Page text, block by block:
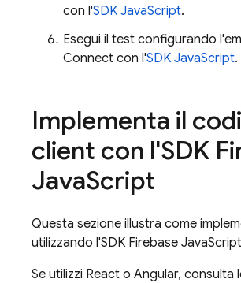
con l'SDK JavaScript.
Esegui il test configurando
Connect con l'SDK JavaScript.
Implementa il
client con l'SDK
JavaScript
Questa sezione illustra come
utilizzando l'SDK Firebase JavaScript
Se utilizzi React o Angular, consulta